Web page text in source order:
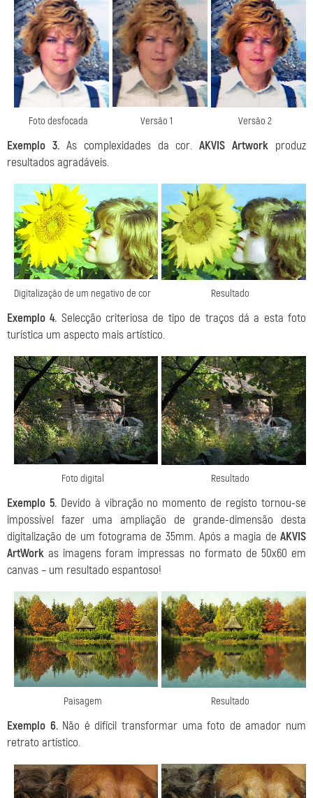
Foto desfocada Versão 1 Versão 2
Exemplo 3.As complexidades da cor.AKVIS Artwork produz
resultados agradáveis.
Digitalização de um negativo de cor Resultado
Exemplo 4. Selecção criteriosa de tipo de traços dá a esta foto
turística um aspecto mais artístico.
Foto digital Resultado
Exemplo 5.Devido à vibração no momento de registo tornou-se
impossível fazer uma ampliação de grande-dimensão desta
digitalização de um fotograma de 35mm. Após a magia de AKVIS
ArtWork as imagens foram impressas no formato de 50x60 em
canvas – um resultado espantoso!
Paisagem Resultado
Exemplo 6.Não é difícil transformar uma foto de amador num
retrato artístico.